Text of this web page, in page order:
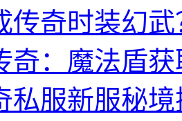
传奇时装幻武
奇：魔法盾
私服新服秘